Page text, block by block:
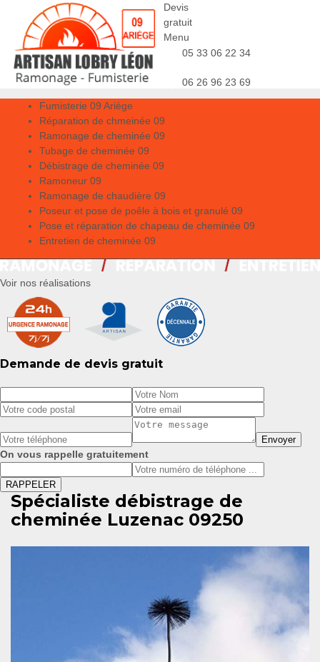
Devis
gratuit
Menu
05 33 06 22 34
06 26 96 23 69
Fumisterie 09 Ariège
Réparation de chmeinée 09
Ramonage de cheminée 09
Tubage de cheminée 09
Débistrage de cheminée 09
Ramoneur 09
Ramonage de chaudière 09
Poseur et pose de poêle à bois et granulé 09
Pose et réparation de chapeau de cheminée 09
Entretien de cheminée 09
Voir nos réalisations
Demande de devis gratuit
On vous rappelle gratuitement
Spécialiste débistrage de
cheminée Luzenac 09250